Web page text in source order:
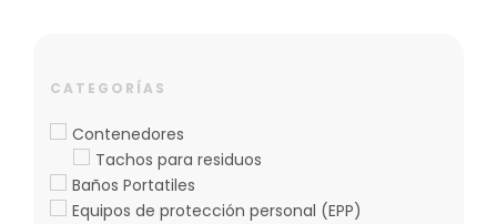
CATEGORÍAS
Contenedores
Tachos para residuos
Baños Portatiles
Equipos de protección personal (EPP)